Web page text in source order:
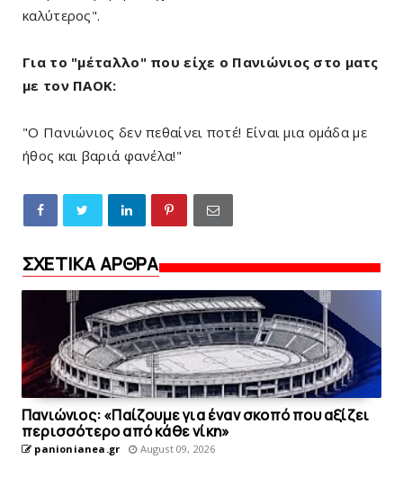
καλύτερος".
Για το "μέταλλο" που είχε ο Πανιώνιος στο ματς
με τον ΠΑΟΚ:
"Ο Πανιώνιος δεν πεθαίνει ποτέ! Είναι μια ομάδα με
ήθος και βαριά φανέλα!"
ΣΧΕΤΙΚΑ ΑΡΘΡΑ
Πανιώνιoς: «Παίζουμε για έναν σκοπό που αξίζει
περισσότερο από κάθε νίκη»
panionianea.gr August 09, 2026